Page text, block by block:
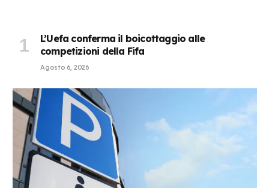
L’Uefa conferma il boicottaggio alle
competizioni della Fifa
Agosto 6, 2026